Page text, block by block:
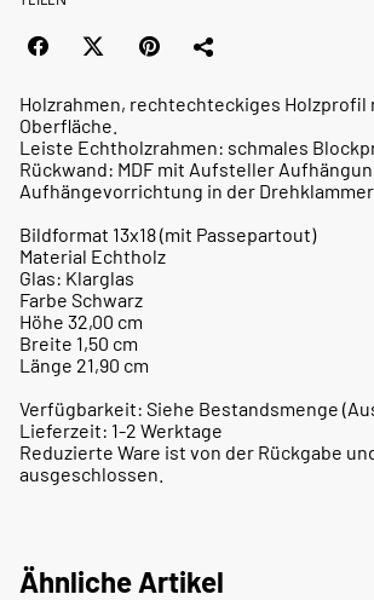
Holzrahmen, rechtechteckiges Holzprofil
Oberfläche.
Leiste Echtholzrahmen: schmales
Rückwand: MDF mit Aufsteller
Aufhängevorrichtung in der Drehklammer.
Bildformat 13x18 (mit Passepartout)
Material Echtholz
Glas: Klarglas
Farbe Schwarz
Höhe 32,00 cm
Breite 1,50 cm
Länge 21,90 cm
Verfügbarkeit: Siehe Bestandsmenge
Lieferzeit: 1-2 Werktage
Reduzierte Ware ist von der Rückgabe
ausgeschlossen.
Ähnliche Artikel